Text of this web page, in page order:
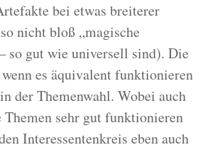
bei etwas breiterer
nicht bloß „magische
so gut wie universell sind). Die
es äquivalent funktionieren
der Themenwahl. Wobei auch
Themen sehr gut funktionieren
Interessentenkreis eben auch